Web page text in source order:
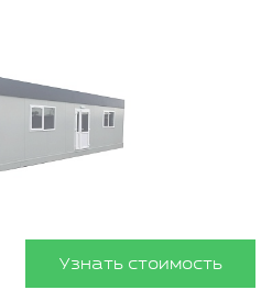
Узнать стоимость